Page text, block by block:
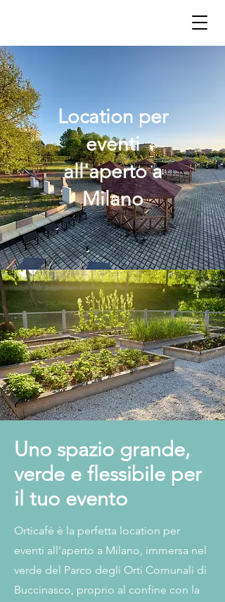
Location per
eventi
all'aperto a
Milano
Uno spazio grande,
verde e flessibile per
il tuo evento
Orticafé è la perfetta location per
eventi all’aperto a Milano, immersa nel
verde del Parco degli Orti Comunali di
Buccinasco, proprio al confine con la